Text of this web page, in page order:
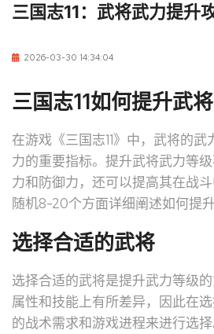
三国志11：武将武力提升
2026-03-30 14:34:04
三国志11如何提升武
在游戏《三国志11》中，武将的
力的重要指标。提升武将武力等
力和防御力，还可以提高其在战
随机8-20个方面详细阐述如何提
选择合适的武将
选择合适的武将是提升武力等级
属性和技能上有所差异，因此在
的战术需求和游戏进程来进行选